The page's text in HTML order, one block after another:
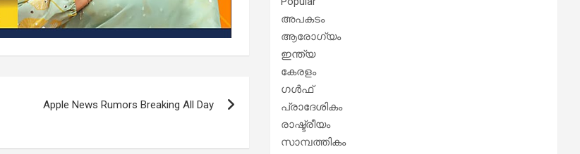
Apple News Rumors Breaking All Day
അപകടം
ആരോഗ്യം
ഇന്ത്യ
കേരളം
ഗൾഫ്
പ്രാദേശികം
രാഷ്ട്രീയം
സാമ്പത്തികം